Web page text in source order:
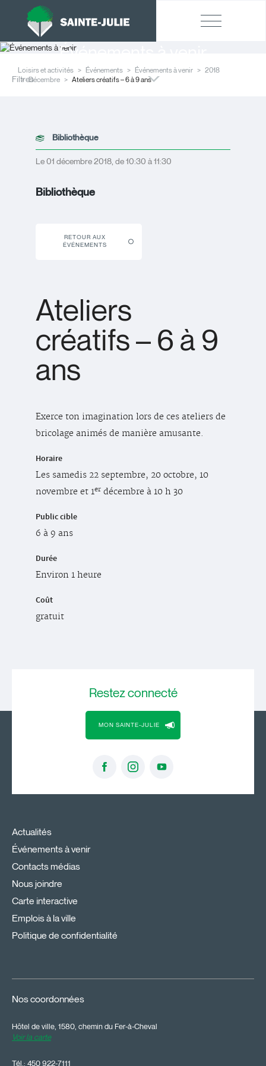
Événements à venir
Loisirs et activités Événements Événements à venir
2018
Décembre
Ateliers créatifs – 6 à 9 ans
Filtres
Bibliothèque
Le 01 décembre 2018, de 10:30 à 11:30
Bibliothèque
RETOUR AUX
ÉVÉNEMENTS
Ateliers
créatifs – 6 à 9
ans
Exerce ton imagination lors de ces ateliers de
bricolage animés de manière amusante.
Horaire
Les samedis 22 septembre, 20 octobre, 10
novembre et 1er décembre à 10 h 30
Public cible
6 à 9 ans
Durée
Environ 1 heure
Coût
gratuit
Restezconnecté
MON SAINTE-JULIE
Actualités
Événements à venir
Contacts médias
Nous joindre
Carte interactive
Emplois à la ville
Politique de confidentialité
Nos coordonnées
Hôtel de ville, 1580, chemin du Fer-à-Cheval
Voir la carte
Tél.: 450 922-7111